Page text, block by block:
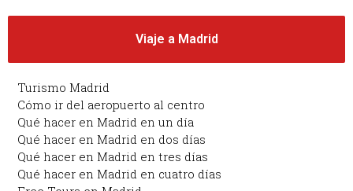
Viaje a Madrid
Turismo Madrid
Cómo ir del aeropuerto al centro
Qué hacer en Madrid en un día
Qué hacer en Madrid en dos días
Qué hacer en Madrid en tres días
Qué hacer en Madrid en cuatro días